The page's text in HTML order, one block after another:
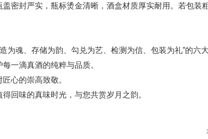
密封严实，瓶标烫金清晰，酒盒材质厚实耐用。若包装
为魂、存储为韵、勾兑为艺、检测为信、包装为礼”的六大
一滴真酒的纯粹与品质。
心的崇高致敬。
回味的真味时光，与您共赏岁月之韵。